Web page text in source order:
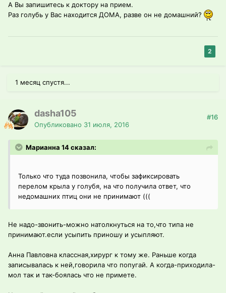
А Вы запишитесь к доктору на прием.
Раз голубь у Вас находится ДОМА, разве он не домашний?
2
1 месяц спустя...
dasha105
Опубликовано 31 июля, 2016
#16
Марианна 14 сказал:
Только что туда позвонила, чтобы зафиксировать
перелом крыла у голубя, на что получила ответ, что
недомашних птиц они не принимают (((
Не надо-звонить-можно натолкнуться на то,что типа не
принимают.если усыпить приношу и усыпляют.
Анна Павловна классная,хирург к тому же. Раньше когда
записывалась к ней,говорила что попугай. А когда-приходила-
мол так и так-боялась что не примете.